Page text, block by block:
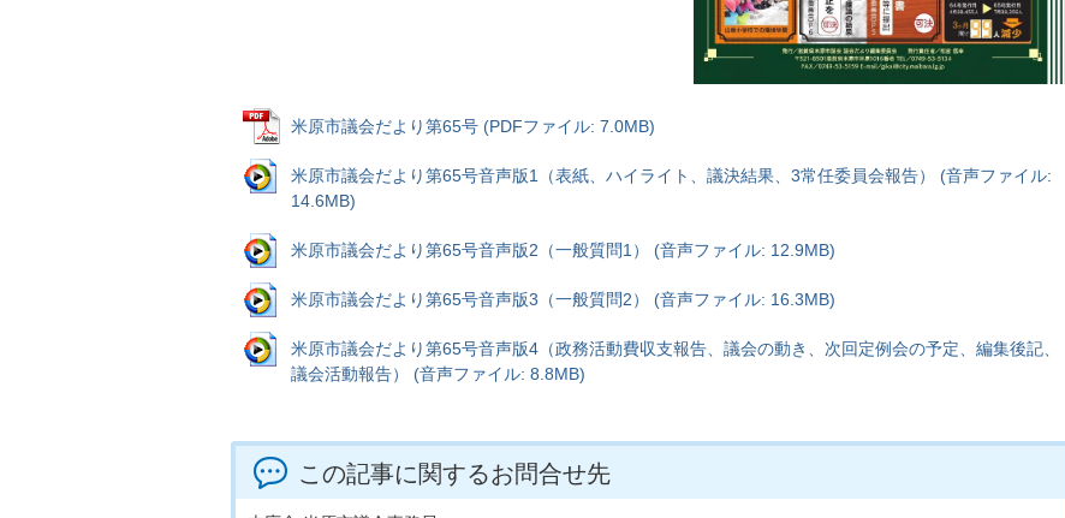
米原市議会だより第65号 (PDFファイル: 7.0MB)
米原市議会だより第65号音声版1（表紙、ハイライト、議決結果、3常任委員会報告） (音声ファイル:
14.6MB)
米原市議会だより第65号音声版2（一般質問1） (音声ファイル: 12.9MB)
米原市議会だより第65号音声版3（一般質問2） (音声ファイル: 16.3MB)
米原市議会だより第65号音声版4（政務活動費収支報告、議会の動き、次回定例会の予定、編集後記、
議会活動報告） (音声ファイル: 8.8MB)
この記事に関するお問合せ先